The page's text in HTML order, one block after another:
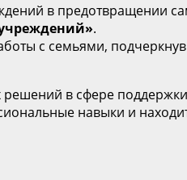
в предотвращении
.
с семьями,
в сфере
навыки и